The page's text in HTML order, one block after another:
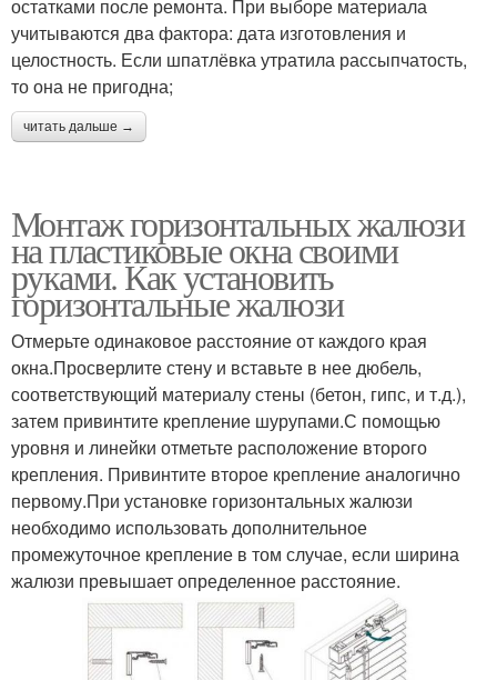
остатками после ремонта. При выборе материала
учитываются два фактора: дата изготовления и
целостность. Если шпатлёвка утратила рассыпчатость,
то она не пригодна;
читать дальше →
Монтаж горизонтальных жалюзи
на пластиковые окна своими
руками. Как установить
горизонтальные жалюзи
Отмерьте одинаковое расстояние от каждого края
окна.Просверлите стену и вставьте в нее дюбель,
соответствующий материалу стены (бетон, гипс, и т.д.),
затем привинтите крепление шурупами.С помощью
уровня и линейки отметьте расположение второго
крепления. Привинтите второе крепление аналогично
первому.При установке горизонтальных жалюзи
необходимо использовать дополнительное
промежуточное крепление в том случае, если ширина
жалюзи превышает определенное расстояние.